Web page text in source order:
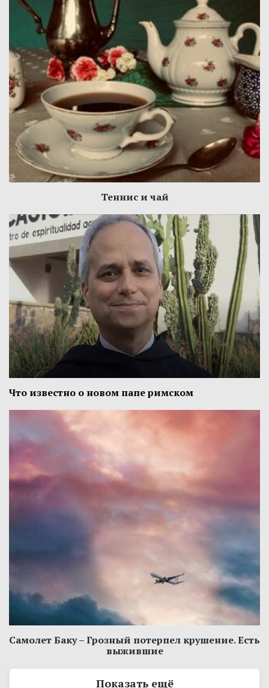
Теннис и чай
Что известно о новом папе римском
Самолет Баку – Грозный потерпел крушение. Есть
выжившие
Показать ещё